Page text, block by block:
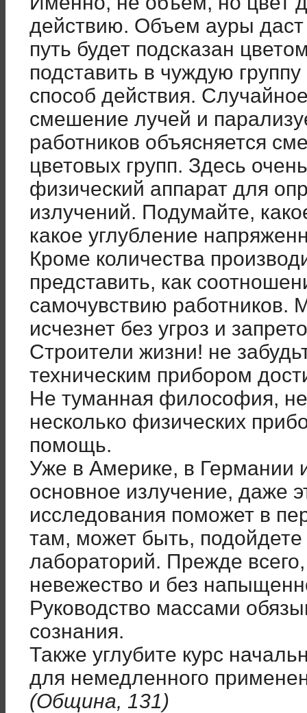
действию. Объем ауры даст
путь будет подсказан
подставить в чуждую
способ действия.
смешение лучей и
работников объясняется
цветовых групп. Здесь
физический аппарат для
излучений. Подумайте,
какое углубление
Кроме количества
представить, как
самочувствию работников.
исчезнет без угроз и
Строители жизни! не
техническим прибором
Не туманная философия,
несколько физических
помощь.
Уже в Америке, в Германии
основное излучение, даже
исследования поможет в
там, может быть,
лабораторий. Прежде всего,
невежество и без
Руководство массами
сознания.
Также углубите курс
для немедленного
(Община, 131)